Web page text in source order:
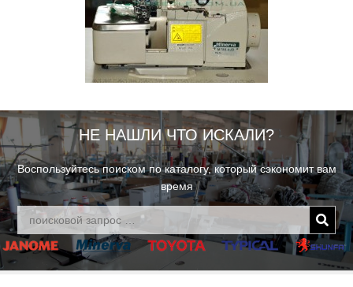
НЕ НАШЛИ ЧТО ИСКАЛИ?
Воспользуйтесь поиском по каталогу, который сэкономит вам
время